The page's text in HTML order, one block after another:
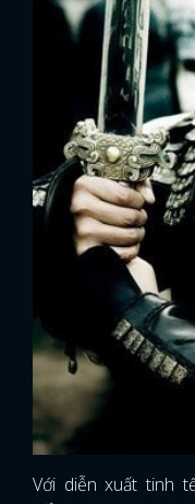
Với diễn xuất tinh